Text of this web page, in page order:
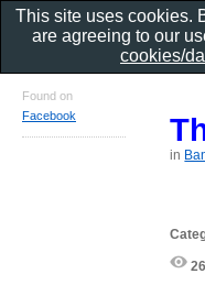
in
26
Found on
Facebook
This site uses cookies.
are agreeing to our
cookies/